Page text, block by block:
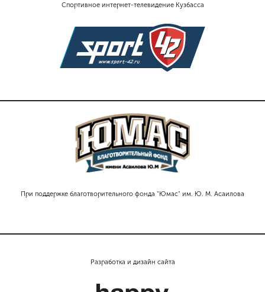
Спортивное интернет-телевидение Кузбасса
При поддержке благотворительного фонда "Юмас" им. Ю. М. Асаилова
Разработка и дизайн сайта